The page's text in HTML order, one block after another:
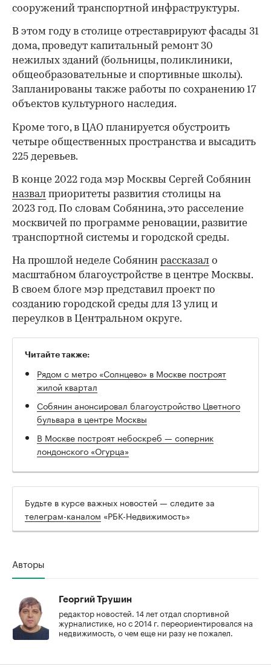
сооружений транспортной инфраструктуры.
В этом году в столице отреставрируют фасады 31
дома, проведут капитальный ремонт 30
нежилых зданий (больницы, поликлиники,
общеобразовательные и спортивные школы).
Запланированы также работы по сохранению 17
объектов культурного наследия.
Кроме того, в ЦАО планируется обустроить
четыре общественных пространства и высадить
225 деревьев.
В конце 2022 года мэр Москвы Сергей Собянин
назвал приоритеты развития столицы на
2023 год. По словам Собянина, это расселение
москвичей по программе реновации, развитие
транспортной системы и городской среды.
На прошлой неделе Собянин рассказал о
масштабном благоустройстве в центре Москвы.
В своем блоге мэр представил проект по
созданию городской среды для 13 улиц и
переулков в Центральном округе.
Читайте также:
Рядом с метро «Солнцево» в Москве построят
жилой квартал
Собянин анонсировал благоустройство Цветного
бульвара в центре Москвы
В Москве построят небоскреб — соперник
лондонского «Огурца»
Будьте в курсе важных новостей — следите за
телеграм-каналом «РБК-Недвижимость»
Авторы
Георгий Трушин
редактор новостей. 14 лет отдал спортивной
журналистике, но с 2014 г. переориентировался на
недвижимость, о чем еще ни разу не пожалел.